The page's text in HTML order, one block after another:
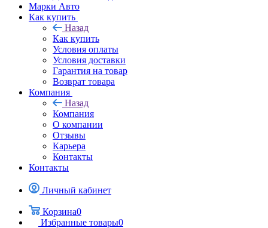
Марки Авто
Как купить
Назад
Как купить
Условия оплаты
Условия доставки
Гарантия на товар
Возврат товара
Компания
Назад
Компания
О компании
Отзывы
Карьера
Контакты
Контакты
Личный кабинет
Корзина0
Избранные товары0